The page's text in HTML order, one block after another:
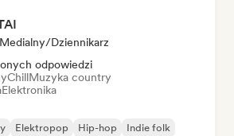
Dziennikarz
odpowiedzi
ChillMuzyka country
Elektronika
Elektropop Hip-hop
Indie folk